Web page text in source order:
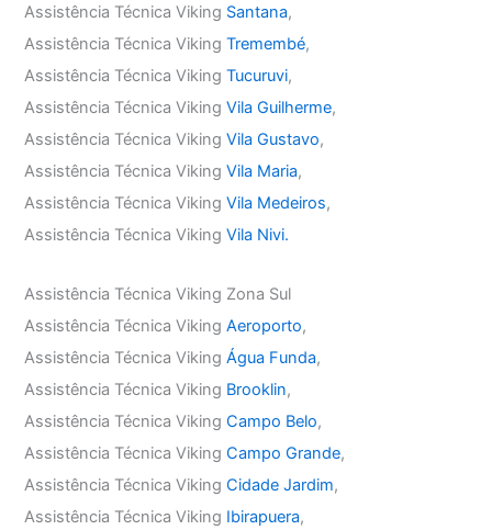
Assistência Técnica Viking Santana,
Assistência Técnica VikingTremembé,
Assistência Técnica VikingTucuruvi,
Assistência Técnica VikingVila Guilherme,
Assistência Técnica VikingVila Gustavo,
Assistência Técnica VikingVila Maria,
Assistência Técnica VikingVila Medeiros,
Assistência Técnica VikingVila Nivi.
Assistência Técnica Viking Zona Sul
Assistência Técnica VikingAeroporto,
Assistência Técnica VikingÁgua Funda,
Assistência Técnica Viking Brooklin,
Assistência Técnica VikingCampo Belo,
Assistência Técnica VikingCampo Grande,
Assistência Técnica VikingCidade Jardim,
Assistência Técnica Viking Ibirapuera,